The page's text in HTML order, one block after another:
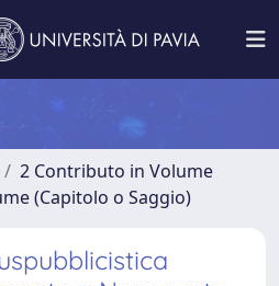
2 Contributo in Volume
(Capitolo o Saggio)